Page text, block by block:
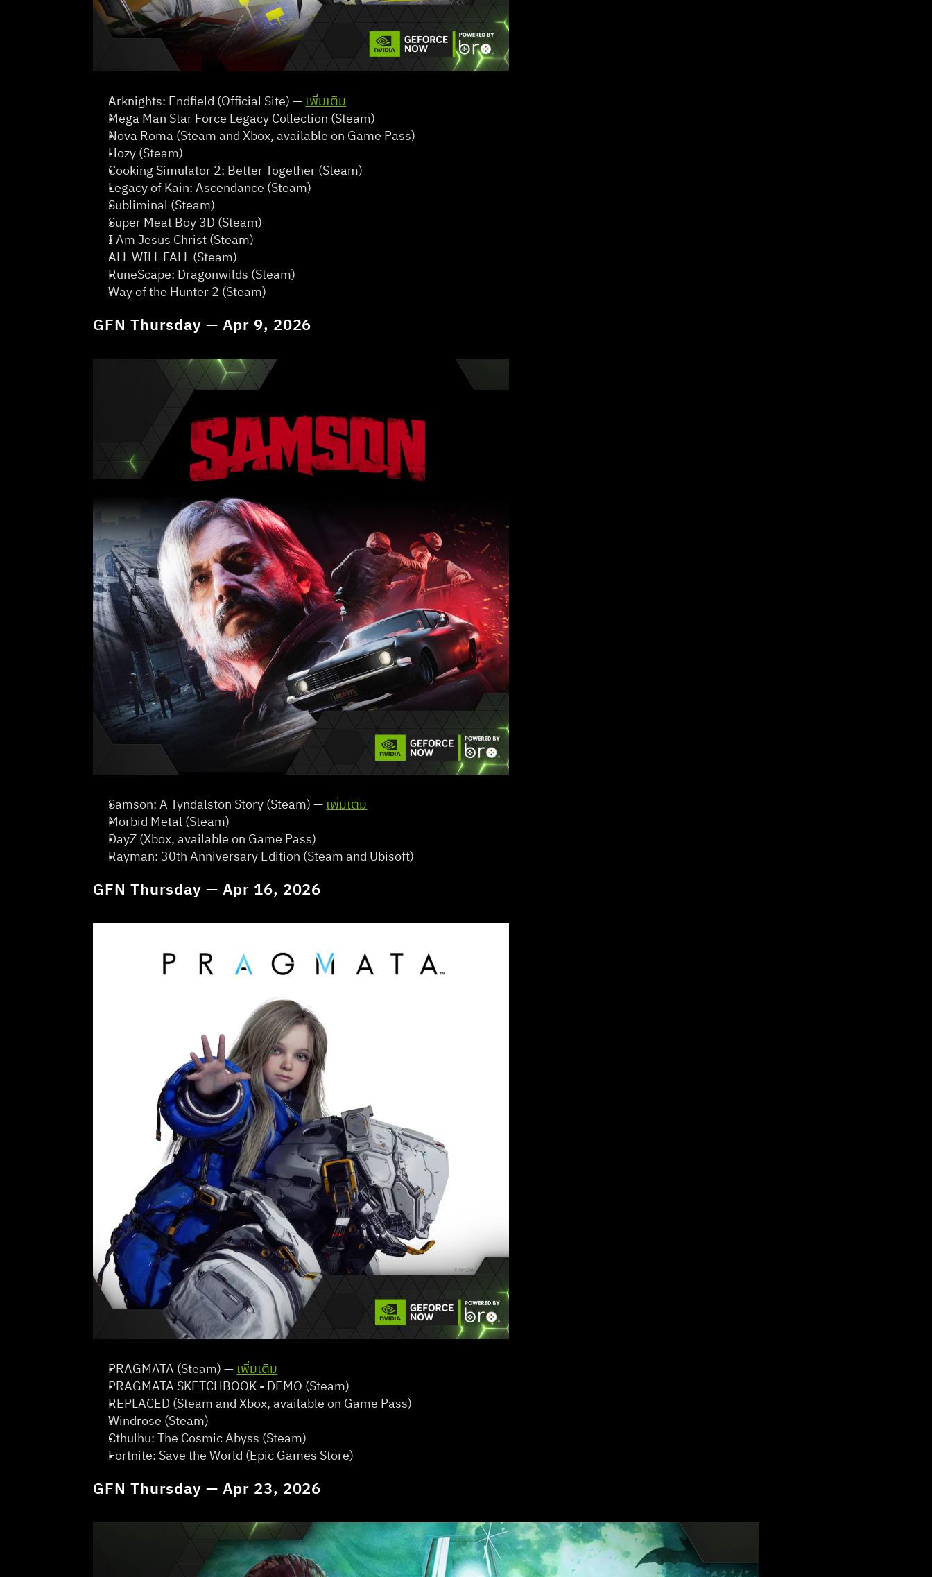
Arknights: Endfield (Official Site) — เพิ่มเติม
Mega Man Star Force Legacy Collection (Steam)
Nova Roma (Steam and Xbox, available on Game Pass)
Hozy (Steam)
Cooking Simulator 2: Better Together (Steam)
Legacy of Kain: Ascendance (Steam)
Subliminal (Steam)
Super Meat Boy 3D (Steam)
I Am Jesus Christ (Steam)
ALL WILL FALL (Steam)
RuneScape: Dragonwilds (Steam)
Way of the Hunter 2 (Steam)
GFN Thursday — Apr 9, 2026
Samson: A Tyndalston Story (Steam) — เพิ่มเติม
Morbid Metal (Steam)
DayZ (Xbox, available on Game Pass)
Rayman: 30th Anniversary Edition (Steam and Ubisoft)
GFN Thursday — Apr 16, 2026
PRAGMATA (Steam) — เพิ่มเติม
PRAGMATA SKETCHBOOK - DEMO (Steam)
REPLACED (Steam and Xbox, available on Game Pass)
Windrose (Steam)
Cthulhu: The Cosmic Abyss (Steam)
Fortnite: Save the World (Epic Games Store)
GFN Thursday — Apr 23, 2026